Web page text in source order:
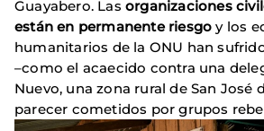
Guayabero. Las organizaciones
están en permanente riesgoy los
humanitarios de la ONU han
–como el acaecido contra una
Nuevo, una zona rural de San José
parecer cometidos por grupos